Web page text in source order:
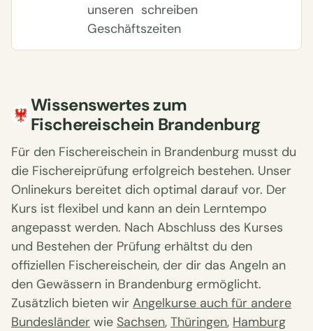
unseren
Geschäftszeiten
schreiben
Wissenswertes zum
Fischereischein Brandenburg
Für den Fischereischein in Brandenburg musst du
die Fischereiprüfung erfolgreich bestehen. Unser
Onlinekurs bereitet dich optimal darauf vor. Der
Kurs ist flexibel und kann an dein Lerntempo
angepasst werden. Nach Abschluss des Kurses
und Bestehen der Prüfung erhältst du den
offiziellen Fischereischein, der dir das Angeln an
den Gewässern in Brandenburg ermöglicht.
Zusätzlich bieten wir Angelkurse auch für andere
Bundesländer wie Sachsen, Thüringen, Hamburg